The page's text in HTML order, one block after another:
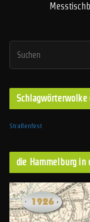
Schlagwörterwolke
Straßenfest
die Hammelburg in